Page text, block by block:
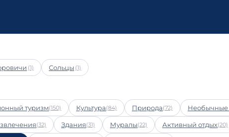
(1) Сольцы (1)
туризм(150) Культура(84) Природа(72) Необычные
(32) Здания(31) Муралы(22) Активный отдых(20)